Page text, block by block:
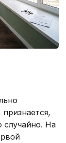
случайно. На